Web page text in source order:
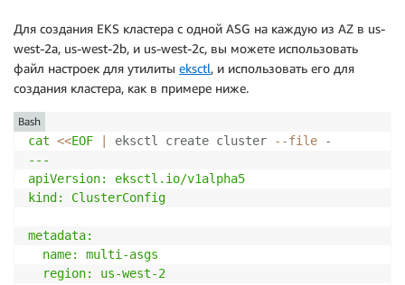
Для создания EKS кластера c одной ASG на каждую из AZ в us-
west-2a, us-west-2b, и us-west-2c, вы можете использовать
файл настроек для утилиты eksctl, и использовать его для
создания кластера, как в примере ниже.
cat <<EOF eksctl create cluster --file -
---
apiVersion: eksctl.io/v1alpha5
kind: ClusterConfig
metadata:
  name: multi-asgs
  region: us-west-2
Bash